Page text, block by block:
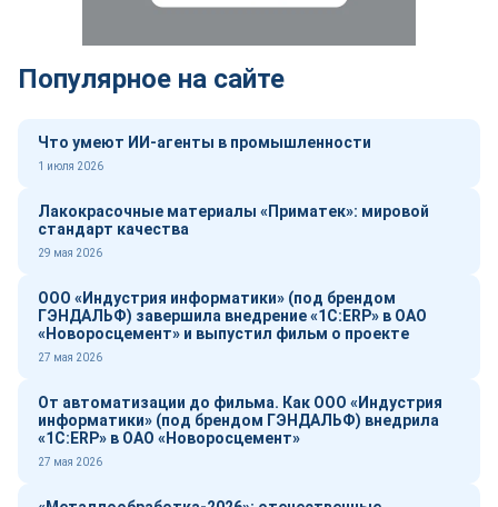
Популярное на сайте
Что умеют ИИ-агенты в промышленности
1 июля 2026
Лакокрасочные материалы «Приматек»: мировой
стандарт качества
29 мая 2026
ООО «Индустрия информатики» (под брендом
ГЭНДАЛЬФ) завершила внедрение «1С:ERP» в ОАО
«Новоросцемент» и выпустил фильм о проекте
27 мая 2026
От автоматизации до фильма. Как ООО «Индустрия
информатики» (под брендом ГЭНДАЛЬФ) внедрила
«1С:ERP» в ОАО «Новоросцемент»
27 мая 2026